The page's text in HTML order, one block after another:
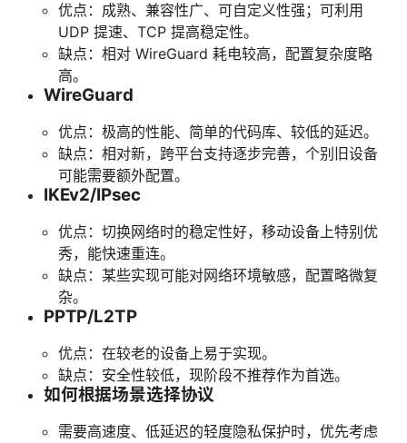
优点：成熟、兼容性广、可自定义性强；可利用
UDP 提速、TCP 提高稳定性。
缺点：相对 WireGuard 耗电较高，配置复杂度略
高。
WireGuard
优点：极高的性能、简单的代码库、较低的延迟。
缺点：相对新，跨平台支持逐步完善，个别旧设备
可能需要额外配置。
IKEv2/IPsec
优点：切换网络时的稳定性好，移动设备上特别优
秀，能快速重连。
缺点：某些实现可能对网络环境敏感，配置略微复
杂。
PPTP/L2TP
优点：在较老的设备上易于实现。
缺点：安全性较低，现阶段不推荐作为首选。
如何根据场景选择协议
需要高速度、低延迟的轻度隐私保护时，优先考虑